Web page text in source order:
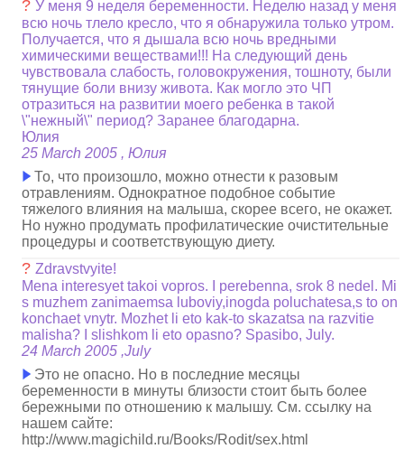
?У меня 9 неделя беременности. Неделю назад у меня
всю ночь тлело кресло, что я обнаружила только утром.
Получается, что я дышала всю ночь вредными
химическими веществами!!! На следующий день
чувствовала слабость, головокружения, тошноту, были
тянущие боли внизу живота. Как могло это ЧП
отразиться на развитии моего ребенка в такой
\"нежный\" период? Заранее благодарна.
Юлия
25 March 2005 , Юлия
То, что произошло, можно отнести к разовым
отравлениям. Однократное подобное событие
тяжелого влияния на малыша, скорее всего, не окажет.
Но нужно продумать профилатические очистительные
процедуры и соответствующую диету.
?Zdravstvyite!
Mena interesyet takoi vopros. I perebenna, srok 8 nedel. Mi
s muzhem zanimaemsa luboviy,inogda poluchatesa,s to on
konchaet vnytr. Mozhet li eto kak-to skazatsa na razvitie
malisha? I slishkom li eto opasno? Spasibo, July.
24 March 2005 ,July
Это не опасно. Но в последние месяцы
беременности в минуты близости стоит быть более
бережными по отношению к малышу. См. ссылку на
нашем сайте:
http://www.magichild.ru/Books/Rodit/sex.html